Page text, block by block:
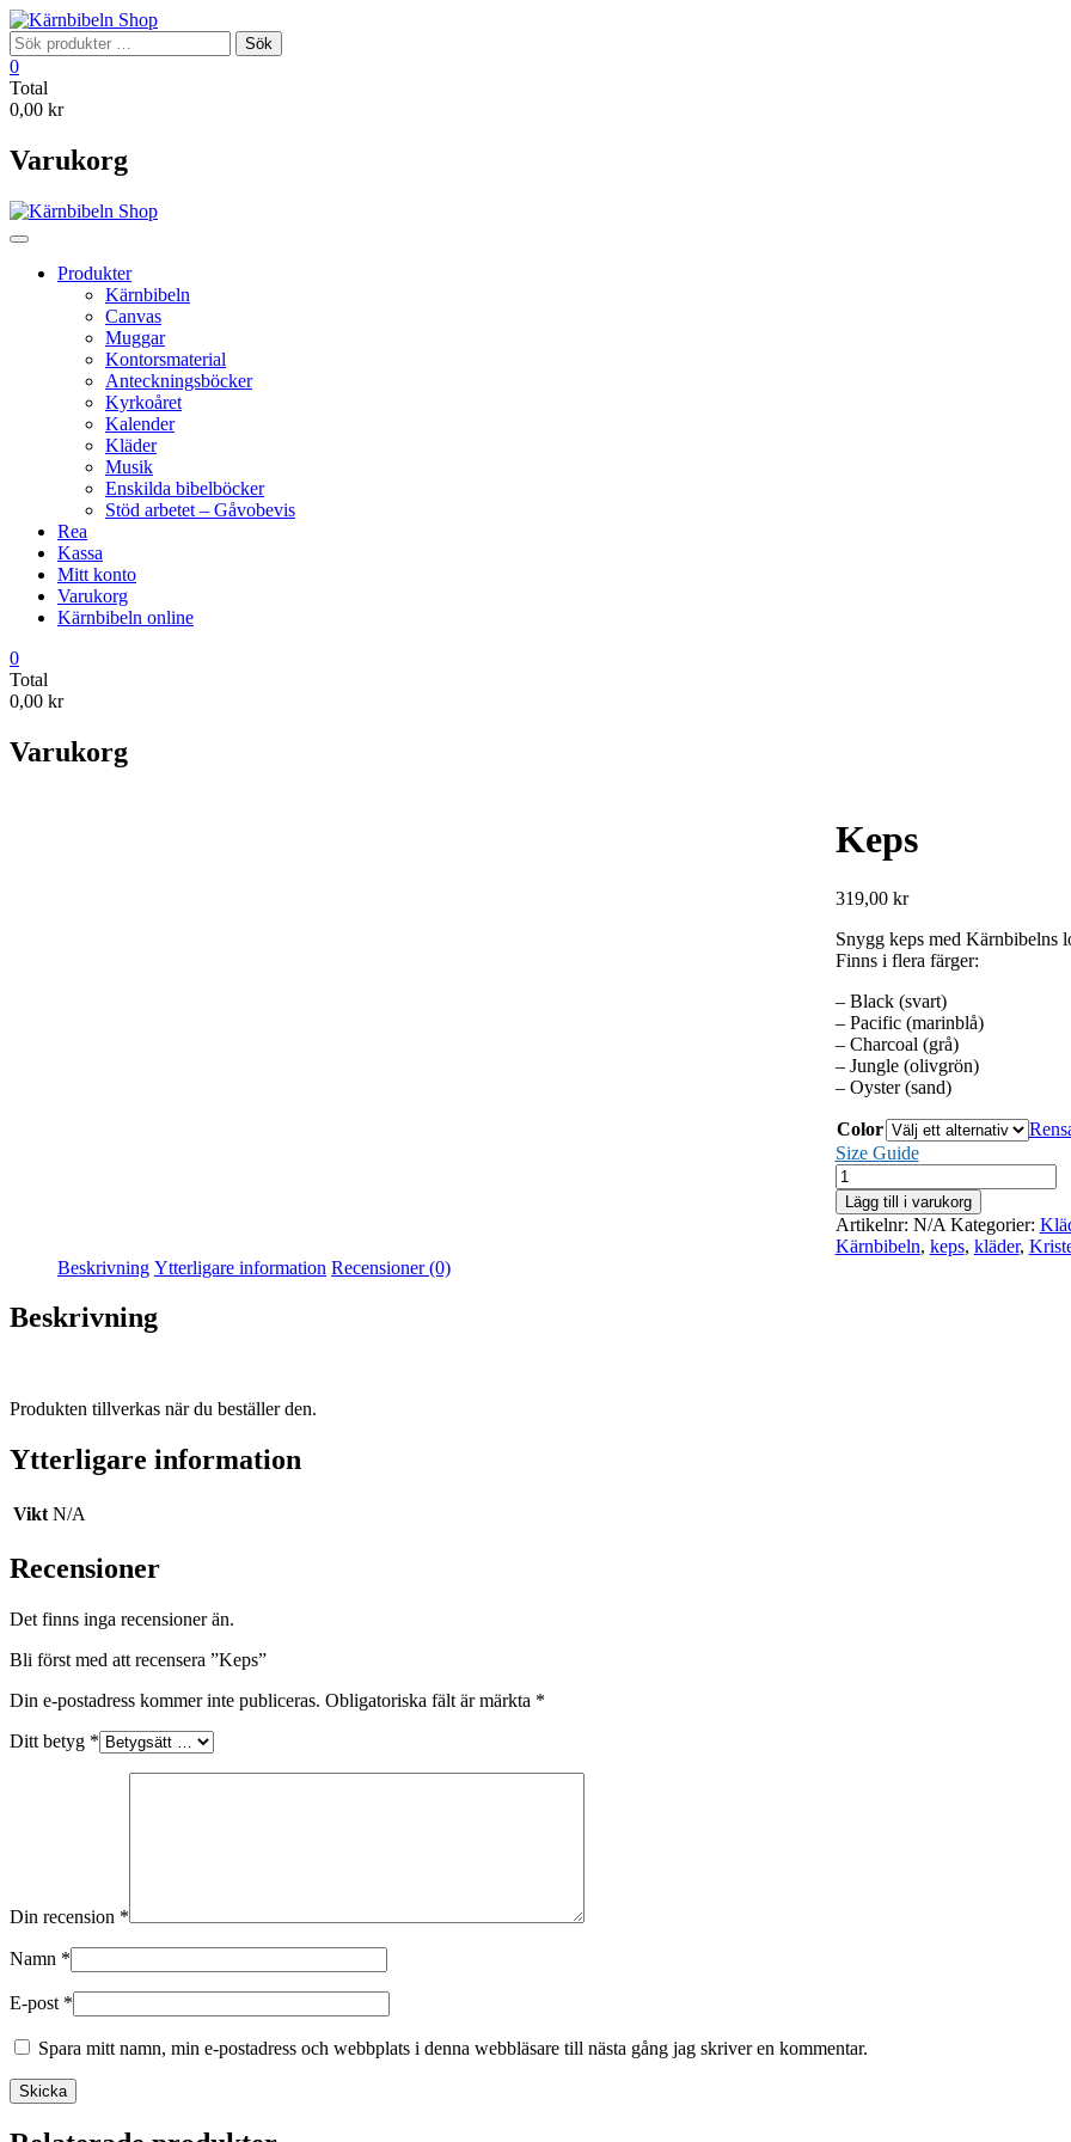
Skip
to
content
Sök
efter:
Sök
0
Total
0,00 kr
Varukorg
Produkter
Kärnbibeln
Canvas
Muggar
Kontorsmaterial
Anteckningsböcker
Kyrkoåret
Kalender
Kläder
Musik
Enskilda bibelböcker
Stöd arbetet – Gåvobevis
Rea
Kassa
Mitt konto
Varukorg
Kärnbibeln online
0
Total
0,00 kr
Varukorg
Keps
319,00 kr
Snygg keps med Kärnbibelns
Finns i flera färger:
– Black (svart)
– Pacific (marinblå)
– Charcoal (grå)
– Jungle (olivgrön)
– Oyster (sand)
Color
Size Guide
Keps
mängd
Lägg till i varukorg
Artikelnr: N/A Kategorier:
Kärnbibeln, keps, kläder,
Beskrivning Ytterligare information Recensioner (0)
Beskrivning
Produkten tillverkas när du beställer den.
Ytterligare information
Vikt N/A
Recensioner
Det finns inga recensioner än.
Bli först med att recensera ”Keps”
Din e-postadress kommer inte publiceras. Obligatoriska fält är märkta *
Ditt betyg *
Din recension *
Namn *
E-post *
Spara mitt namn, min e-postadress och webbplats i denna webbläsare till nästa gång jag skriver en kommentar.